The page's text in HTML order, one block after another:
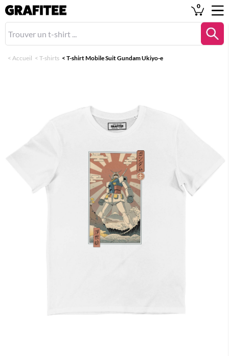
0
< Accueil < T-shirts < T-shirt Mobile Suit Gundam Ukiyo-e